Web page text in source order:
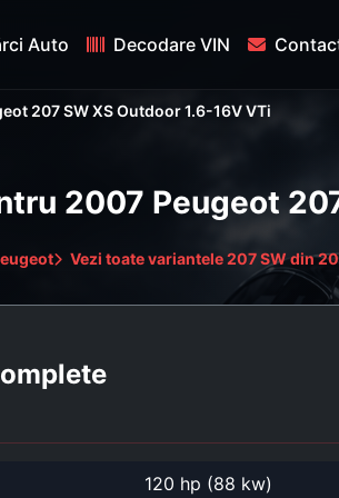
Auto Decodare VIN
207 SW XS Outdoor 1.6-16V VTi
2007 Peugeot
Vezi toate variantele 207 SW din
120 hp (88 kw)